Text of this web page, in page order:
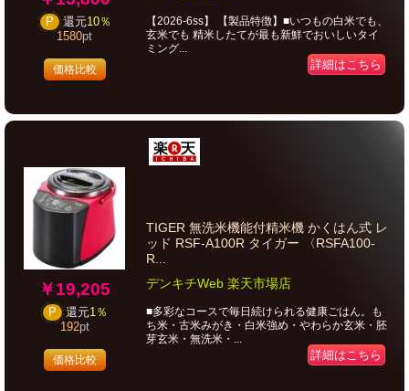
P 還元10％
1580pt
価格比較
【2026-6ss】 【製品特徴】■いつもの白米でも、
玄米でも 精米したてが最も新鮮でおいしいタイ
ミング...
詳細はこちら
￥19,205
P 還元1％
192pt
価格比較
TIGER 無洗米機能付精米機 かくはん式 レ
ッド RSF-A100R タイガー 〈RSFA100-
R...
デンキチWeb 楽天市場店
■多彩なコースで毎日続けられる健康ごはん。も
ち米・古米みがき・白米強め・やわらか玄米・胚
芽玄米・無洗米・...
詳細はこちら